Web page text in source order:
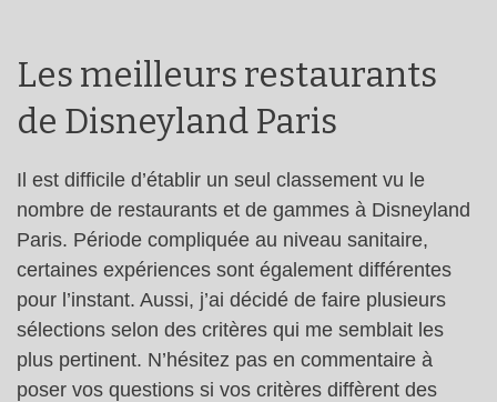
Les meilleurs restaurants
de Disneyland Paris
Il est difficile d’établir un seul classement vu le
nombre de restaurants et de gammes à Disneyland
Paris. Période compliquée au niveau sanitaire,
certaines expériences sont également différentes
pour l’instant. Aussi, j’ai décidé de faire plusieurs
sélections selon des critères qui me semblait les
plus pertinent. N’hésitez pas en commentaire à
poser vos questions si vos critères diffèrent des